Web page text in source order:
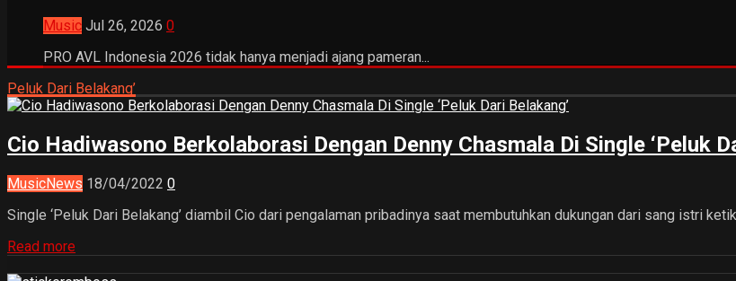
Music Jul 26, 2026 0
PRO AVL Indonesia 2026 tidak hanya menjadi ajang pameran...
Peluk Dari Belakang’
Cio Hadiwasono Berkolaborasi Dengan Denny Chasmala Di Single ‘Peluk
MusicNews 18/04/2022 0
Single ‘Peluk Dari Belakang’ diambil Cio dari pengalaman pribadinya saat membutuhkan dukungan dari sang istri
Read more